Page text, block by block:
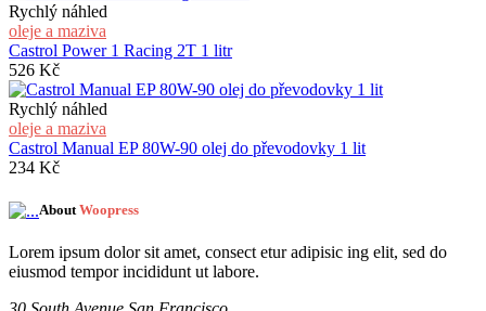
Rychlý náhled
oleje a maziva
Castrol Power 1 Racing 2T 1 litr
526 Kč
Rychlý náhled
oleje a maziva
Castrol Manual EP 80W-90 olej do převodovky 1 lit
234 Kč
About Woopress
Lorem ipsum dolor sit amet, consect etur adipisic ing elit, sed do
eiusmod tempor incididunt ut labore.